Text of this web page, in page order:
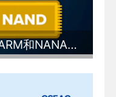
最常见的两种储存芯片DARM和NANA究竟有什么区别